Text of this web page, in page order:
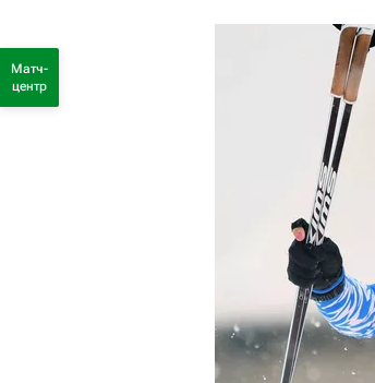
Матч-
центр